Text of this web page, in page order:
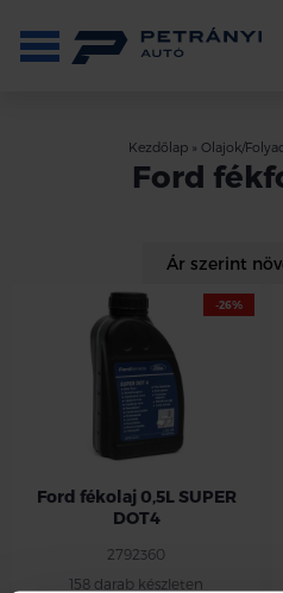
Kezdőlap » Olajok/
Ford
-26%
Ford fékolaj 0,5L SUPER
DOT4
2792360
158 darab készleten